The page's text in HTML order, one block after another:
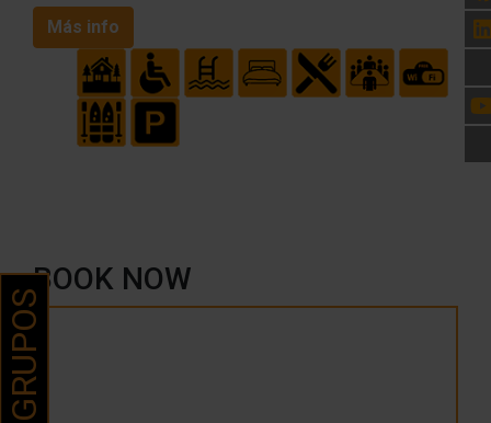
GRUPOS
Más info
BOOK NOW